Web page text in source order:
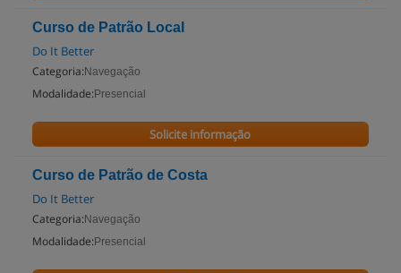
Curso de Patrão Local
Do It Better
Categoria: Navegação
Modalidade: Presencial
Solicite informação
Curso de Patrão de Costa
Do It Better
Categoria: Navegação
Modalidade: Presencial